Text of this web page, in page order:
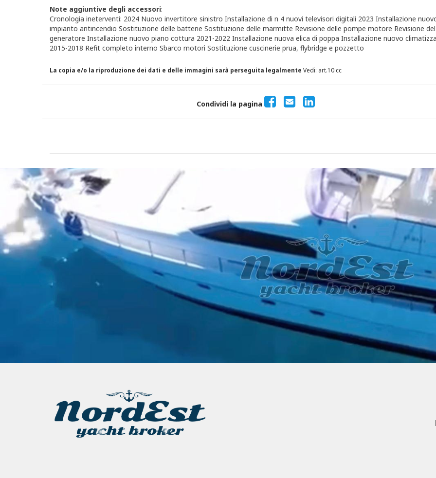
Note aggiuntive degli accessori:
Cronologia ineterventi: 2024 Nuovo invertitore sinistro Installazione di n 4 nuovi televisori digitali 2023 Installazione
impianto antincendio Sostituzione delle batterie Sostituzione delle marmitte Revisione delle pompe motore Revisione del
generatore Installazione nuovo piano cottura 2021-2022 Installazione nuova elica di poppa Installazione nuovo
2015-2018 Refit completo interno Sbarco motori Sostituzione cuscinerie prua, flybridge e pozzetto
La copia e/o la riproduzione dei dati e delle immagini sarà perseguita legalmente Vedi: art.10 cc
Condividi la pagina